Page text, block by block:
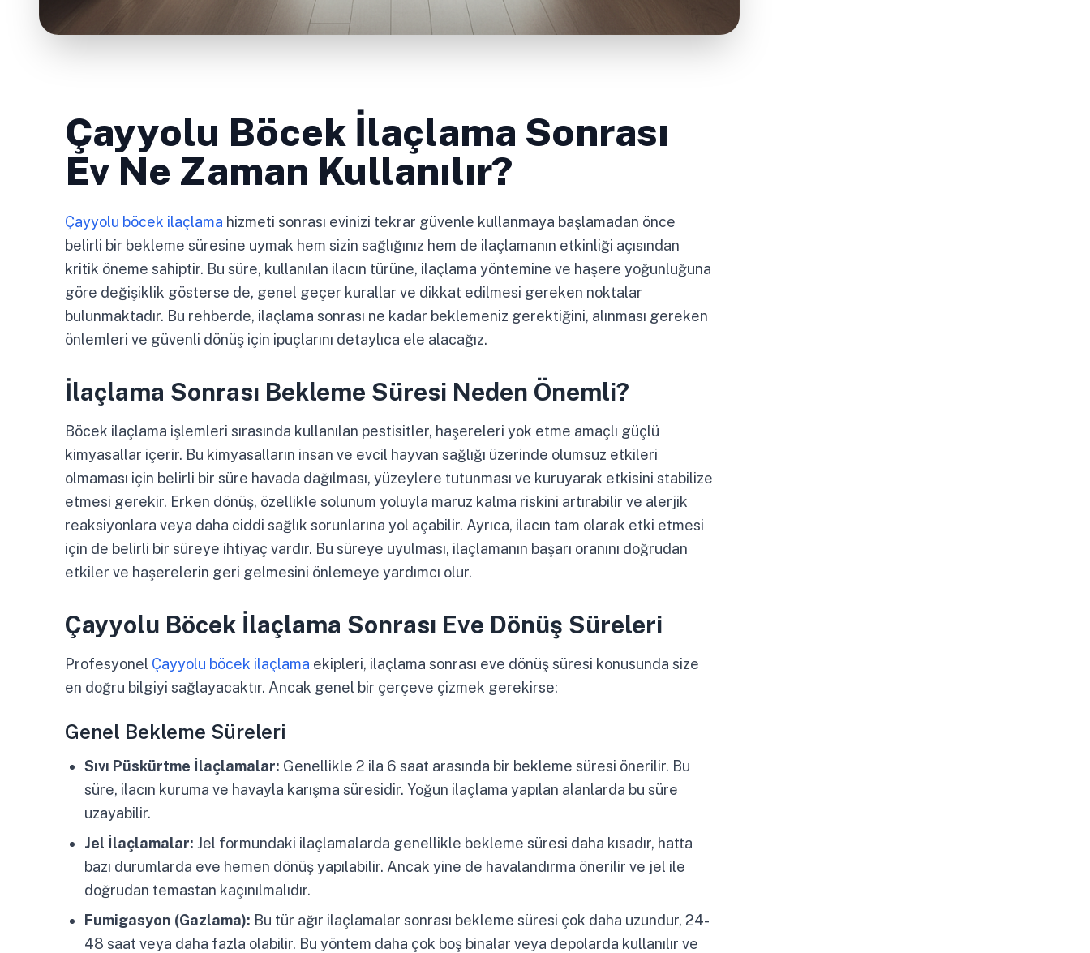
Çayyolu Böcek İlaçlama Sonrası
Ev Ne Zaman Kullanılır?
Çayyolu böcek ilaçlama hizmeti sonrası evinizi tekrar güvenle kullanmaya başlamadan önce
belirli bir bekleme süresine uymak hem sizin sağlığınız hem de ilaçlamanın etkinliği açısından
kritik öneme sahiptir. Bu süre, kullanılan ilacın türüne, ilaçlama yöntemine ve haşere yoğunluğuna
göre değişiklik gösterse de, genel geçer kurallar ve dikkat edilmesi gereken noktalar
bulunmaktadır. Bu rehberde, ilaçlama sonrası ne kadar beklemeniz gerektiğini, alınması gereken
önlemleri ve güvenli dönüş için ipuçlarını detaylıca ele alacağız.
İlaçlama Sonrası Bekleme Süresi Neden Önemli?
Böcek ilaçlama işlemleri sırasında kullanılan pestisitler, haşereleri yok etme amaçlı güçlü
kimyasallar içerir. Bu kimyasalların insan ve evcil hayvan sağlığı üzerinde olumsuz etkileri
olmaması için belirli bir süre havada dağılması, yüzeylere tutunması ve kuruyarak etkisini stabilize
etmesi gerekir. Erken dönüş, özellikle solunum yoluyla maruz kalma riskini artırabilir ve alerjik
reaksiyonlara veya daha ciddi sağlık sorunlarına yol açabilir. Ayrıca, ilacın tam olarak etki etmesi
için de belirli bir süreye ihtiyaç vardır. Bu süreye uyulması, ilaçlamanın başarı oranını doğrudan
etkiler ve haşerelerin geri gelmesini önlemeye yardımcı olur.
Çayyolu Böcek İlaçlama Sonrası Eve Dönüş Süreleri
Profesyonel Çayyolu böcek ilaçlama ekipleri, ilaçlama sonrası eve dönüş süresi konusunda size
en doğru bilgiyi sağlayacaktır. Ancak genel bir çerçeve çizmek gerekirse:
Genel Bekleme Süreleri
Sıvı Püskürtme İlaçlamalar: Genellikle 2 ila 6 saat arasında bir bekleme süresi önerilir. Bu
süre, ilacın kuruma ve havayla karışma süresidir. Yoğun ilaçlama yapılan alanlarda bu süre
uzayabilir.
Jel İlaçlamalar: Jel formundaki ilaçlamalarda genellikle bekleme süresi daha kısadır, hatta
bazı durumlarda eve hemen dönüş yapılabilir. Ancak yine de havalandırma önerilir ve jel ile
doğrudan temastan kaçınılmalıdır.
Fumigasyon (Gazlama): Bu tür ağır ilaçlamalar sonrası bekleme süresi çok daha uzundur, 24-
48 saat veya daha fazla olabilir. Bu yöntem daha çok boş binalar veya depolarda kullanılır ve